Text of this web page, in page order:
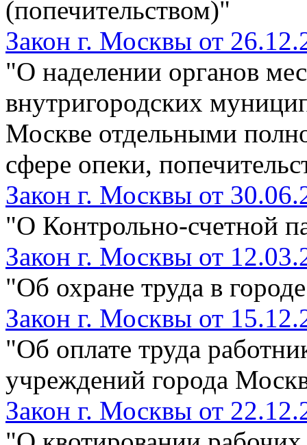
(попечительством)"
Закон г. Москвы от
"О наделении органов
внутригородских
Москве отдельными
сфере опеки,
Закон г. Москвы от
"О Контрольно-счетной
Закон г. Москвы от
"Об охране труда в
Закон г. Москвы от
"Об оплате труда
учреждений города
Закон г. Москвы от